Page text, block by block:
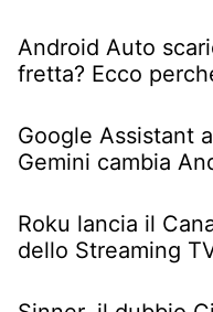
Android Auto
fretta? Ecco
Google Assistant
Gemini cambia
Roku lancia il
dello Streaming